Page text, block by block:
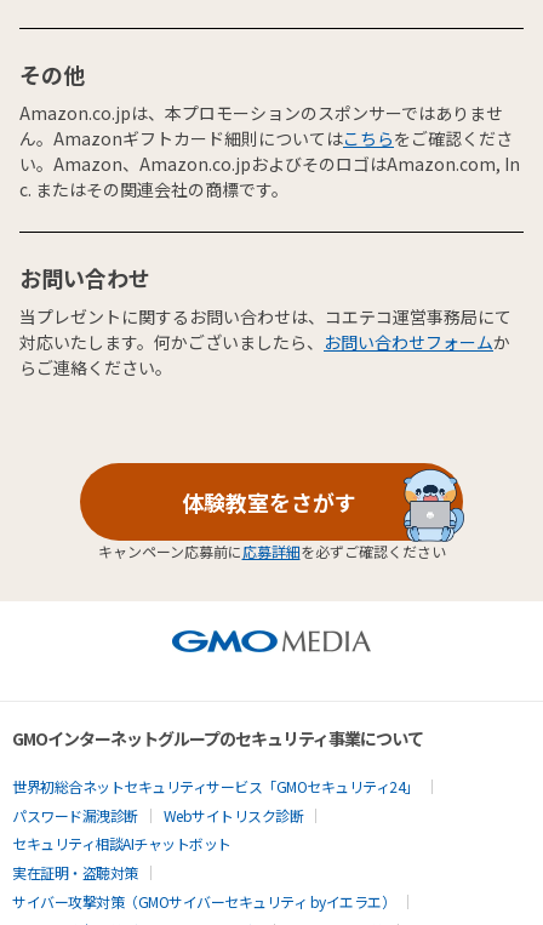
その他
Amazon.co.jpは、本プロモーションのスポンサーではありませ
ん。Amazonギフトカード細則についてはこちらをご確認くださ
い。Amazon、Amazon.co.jpおよびそのロゴはAmazon.com, In
c. またはその関連会社の商標です。
お問い合わせ
当プレゼントに関するお問い合わせは、コエテコ運営事務局にて
対応いたします。何かございましたら、 お問い合わせフォームか
らご連絡ください。
体験教室をさがす
キャンペーン応募前に応募詳細を必ずご確認ください
GMOインターネットグループのセキュリティ事業について
世界初総合ネットセキュリティサービス「GMOセキュリティ24」
パスワード漏洩診断
Webサイトリスク診断
セキュリティ相談AIチャットボット
実在証明・盗聴対策
サイバー攻撃対策（GMOサイバーセキュリティ byイエラエ）